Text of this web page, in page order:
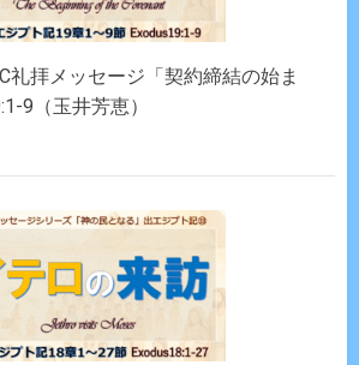
礼拝メッセージ「契約締結の始ま
9（玉井芳恵）